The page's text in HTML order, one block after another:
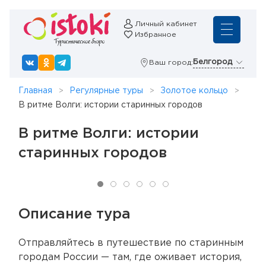
Личный кабинет
Избранное
Ваш город: Белгород
Главная Регулярные туры
Золотое кольцо
В ритме Волги: истории старинных городов
В ритме Волги: истории
старинных городов
Описание тура
Отправляйтесь в путешествие по старинным
городам России — там, где оживает история,